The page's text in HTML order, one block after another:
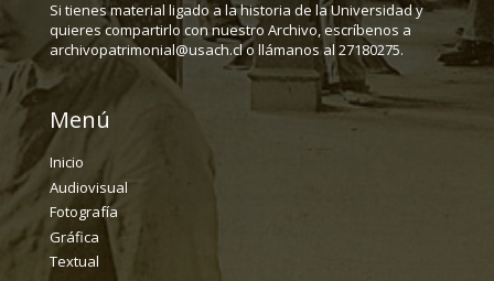
Si tienes material ligado a la historia de la Universidad y
quieres compartirlo con nuestro Archivo, escríbenos a
archivopatrimonial@usach.cl o llámanos al 27180275.
Menú
Inicio
Audiovisual
Fotografía
Gráfica
Textual